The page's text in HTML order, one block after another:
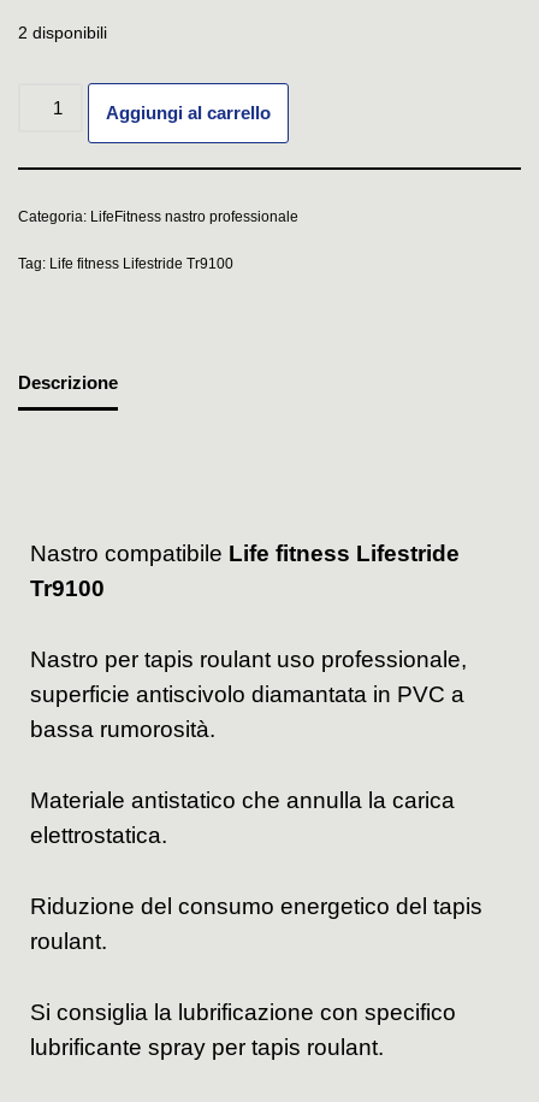
2 disponibili
Aggiungi al carrello
Categoria: LifeFitness nastro professionale
Tag: Life fitness Lifestride Tr9100
Descrizione
Nastro compatibile Life fitness Lifestride
Tr9100
Nastro per tapis roulant uso professionale,
superficie antiscivolo diamantata in PVC a
bassa rumorosità.
Materiale antistatico che annulla la carica
elettrostatica.
Riduzione del consumo energetico del tapis
roulant.
Si consiglia la lubrificazione con specifico
lubrificante spray per tapis roulant.